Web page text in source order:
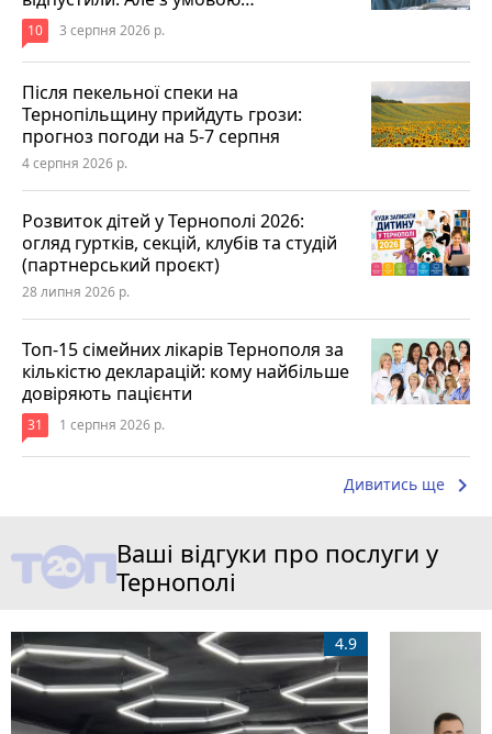
10 3 серпня 2026 р.
Після пекельної спеки на
Тернопільщину прийдуть грози:
прогноз погоди на 5-7 серпня
4 серпня 2026 р.
Розвиток дітей у Тернополі 2026:
огляд гуртків, секцій, клубів та студій
(партнерський проєкт)
28 липня 2026 р.
Топ-15 сімейних лікарів Тернополя за
кількістю декларацій: кому найбільше
довіряють пацієнти
31 1 серпня 2026 р.
Дивитись ще keyboard_arrow_right
Ваші відгуки про послуги у
Тернополі
4.9